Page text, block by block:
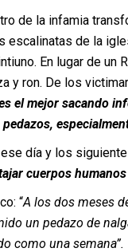
de la infamia
escalinatas de la
En lugar de un
y ron. De los
el mejor sacando
día y los
cuerpos
“A los dos meses
un pedazo de
como una semana”.